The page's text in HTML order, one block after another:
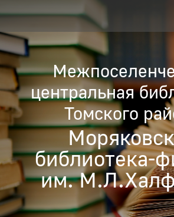
центральная
Томского
библиотека-
им.